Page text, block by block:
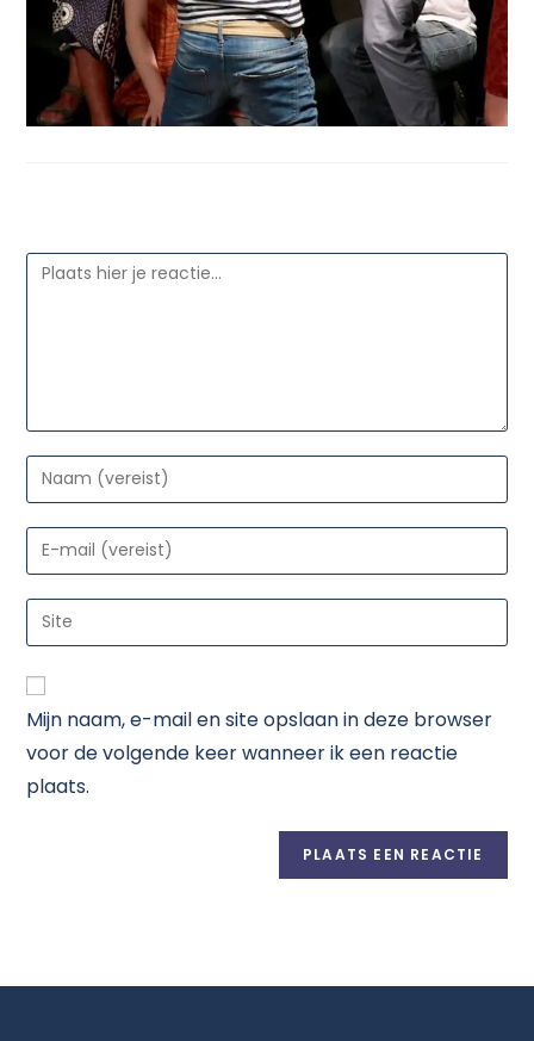
Mijn naam, e-mail en site opslaan in deze browser
voor de volgende keer wanneer ik een reactie
plaats.